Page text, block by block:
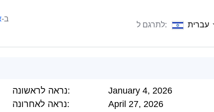
ב-
לתרגם ל: עברית
נראה לראשונה:
January 4, 2026
נראה לאחרונה:
April 27, 2026